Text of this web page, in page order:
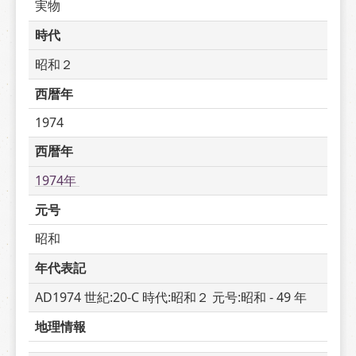
実物
時代
昭和２
西暦年
1974
西暦年
1974年
元号
昭和
年代表記
AD1974 世紀:20-C 時代:昭和２ 元号:昭和 - 49 年
地理情報